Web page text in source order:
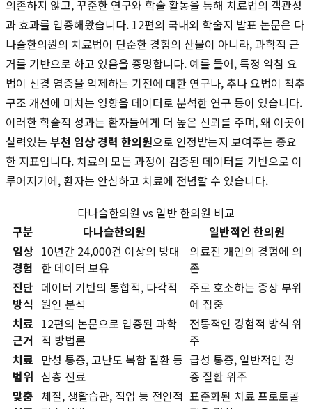
의존하지 않고, 꾸준한 연구와 학술 활동을 통해 치료법의 객관성
과 효과를 입증해왔습니다. 12편의 국내외 학술지 발표 논문은 다
나슬한의원의 치료법이 단순한 경험의 산물이 아니라, 과학적 근
거를 기반으로 하고 있음을 증명합니다. 예를 들어, 특정 약침 요
법이 신경 염증을 억제하는 기전에 대한 연구나, 추나 요법이 척추
구조 개선에 미치는 영향을 데이터로 분석한 연구 등이 있습니다.
이러한 학술적 성과는 환자들에게 더 높은 신뢰를 주며, 왜 이곳이
실력있는 부천 임상 경력 한의원으로 인정받는지 보여주는 중요
한 지표입니다. 치료의 모든 과정이 검증된 데이터를 기반으로 이
루어지기에, 환자는 안심하고 치료에 전념할 수 있습니다.
다나슬한의원 vs 일반 한의원 비교
구분
다나슬한의원
일반적인 한의원
임상
경험
10년간 24,000건 이상의 방대
한 데이터 보유
의료진 개인의 경험에 의
존
진단
방식
데이터 기반의 통합적, 다각적
원인 분석
주로 호소하는 증상 부위
에 집중
치료
근거
12편의 논문으로 입증된 과학
적 방법론
전통적인 경험적 방식 위
주
치료
범위
만성 통증, 고난도 복합 질환 등
심층 진료
급성 통증, 일반적인 경
증 질환 위주
맞춤 체질, 생활습관, 직업 등 전인적 표준화된 치료 프로토콜